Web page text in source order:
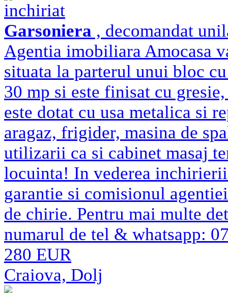
inchiriat
Garsoniera , decomandat
Agentia imobiliara Amocasa
situata la parterul unui bloc
30 mp si este finisat cu
este dotat cu usa metalica si
aragaz, frigider, masina de
utilizarii ca si cabinet masaj
locuinta! In vederea
garantie si comisionul
de chirie. Pentru mai multe
numarul de tel & whatsapp:
280 EUR
Craiova, Dolj